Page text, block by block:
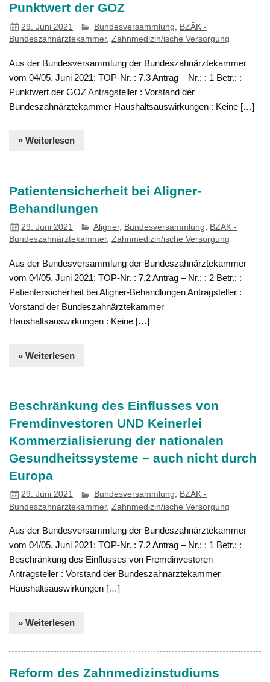
Punktwert der GOZ
29. Juni 2021 Bundesversammlung
BZÄK -
Bundeszahnärztekammer,Zahnmedizin/ische Versorgung
Aus der Bundesversammlung der Bundeszahnärztekammer
vom 04/05. Juni 2021: TOP-Nr. : 7.3 Antrag – Nr.: : 1 Betr.: :
Punktwert der GOZ Antragsteller : Vorstand der
Bundeszahnärztekammer Haushaltsauswirkungen : Keine […]
» Weiterlesen
Patientensicherheit bei Aligner-
Behandlungen
29. Juni 2021 Aligner, Bundesversammlung, BZÄK -
Bundeszahnärztekammer,Zahnmedizin/ische Versorgung
Aus der Bundesversammlung der Bundeszahnärztekammer
vom 04/05. Juni 2021: TOP-Nr. : 7.2 Antrag – Nr.: : 2 Betr.: :
Patientensicherheit bei Aligner-Behandlungen Antragsteller :
Vorstand der Bundeszahnärztekammer
Haushaltsauswirkungen : Keine […]
» Weiterlesen
Beschränkung des Einflusses von
Fremdinvestoren UND Keinerlei
Kommerzialisierung der nationalen
Gesundheitssysteme – auch nicht durch
Europa
29. Juni 2021 Bundesversammlung, BZÄK -
Bundeszahnärztekammer,Zahnmedizin/ische Versorgung
Aus der Bundesversammlung der Bundeszahnärztekammer
vom 04/05. Juni 2021: TOP-Nr. : 7.2 Antrag – Nr.: : 1 Betr.: :
Beschränkung des Einflusses von Fremdinvestoren
Antragsteller : Vorstand der Bundeszahnärztekammer
Haushaltsauswirkungen […]
» Weiterlesen
Reform des Zahnmedizinstudiums